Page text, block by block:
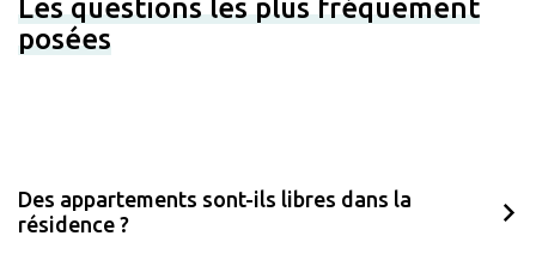
Les questions les plus fréquement
posées
Des appartements sont-ils libres dans la
résidence ?